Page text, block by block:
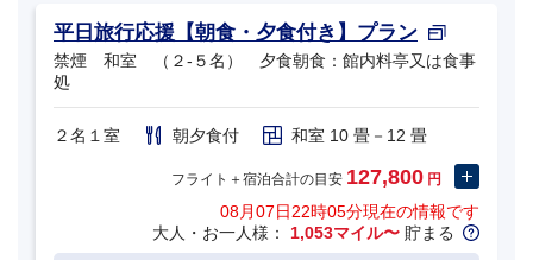
平日旅行応援【朝食・夕食付き】プラン
禁煙 和室 （２‐５名） 夕食朝食：館内料亭又は食事
処
２名１室 朝夕食付 和室 10 畳－12 畳
フライト＋宿泊合計の目安 127,800 円
08月07日22時05分現在の情報です
大人・お一人様： 1,053マイル〜 貯まる